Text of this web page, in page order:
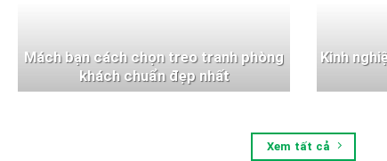
Mách bạn cách chọn treo tranh phòng
khách chuẩn đẹp nhất
Kinh
Xem tất cả